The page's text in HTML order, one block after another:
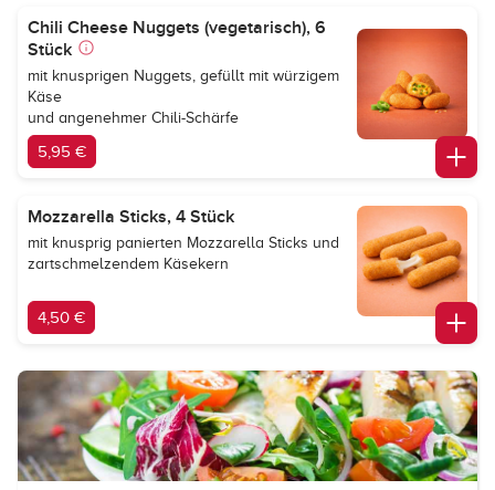
Chili Cheese Nuggets (vegetarisch), 6
Stück
mit knusprigen Nuggets, gefüllt mit würzigem
Käse
und angenehmer Chili-Schärfe
5,95 €
Mozzarella Sticks, 4 Stück
mit knusprig panierten Mozzarella Sticks und
zartschmelzendem Käsekern
4,50 €